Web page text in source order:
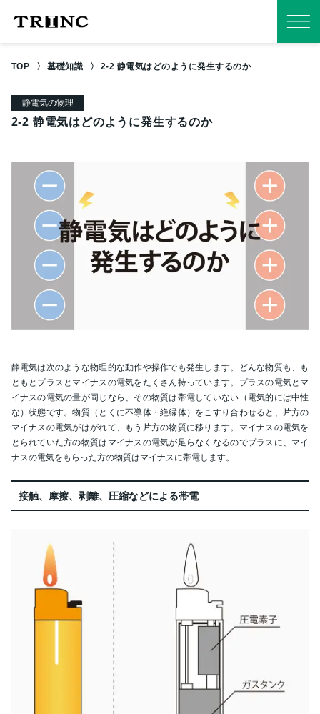
TOP 基礎知識 2-2 静電気はどのように発生するのか
静電気の物理
2-2 静電気はどのように発生するのか
静電気は次のような物理的な動作や操作でも発生します。どんな物質も、も
ともとプラスとマイナスの電気をたくさん持っています。プラスの電気とマ
イナスの電気の量が同じなら、その物質は帯電していない（電気的には中性
な）状態です。物質（とくに不導体・絶縁体）をこすり合わせると、片方の
マイナスの電気がはがれて、もう片方の物質に移ります。マイナスの電気を
とられていた方の物質はマイナスの電気が足らなくなるのでプラスに、マイ
ナスの電気をもらった方の物質はマイナスに帯電します。
接触、摩擦、剥離、圧縮などによる帯電